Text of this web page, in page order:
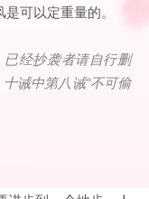
可以定重量的。
经抄袭者请自行删
十诫中第八诫“不可偷